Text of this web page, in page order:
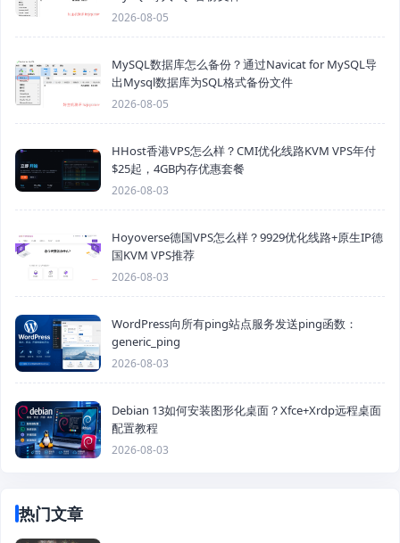
2026-08-05
MySQL数据库怎么备份？通过Navicat for MySQL导
出Mysql数据库为SQL格式备份文件
2026-08-05
HHost香港VPS怎么样？CMI优化线路KVM VPS年付
$25起，4GB内存优惠套餐
2026-08-03
Hoyoverse德国VPS怎么样？9929优化线路+原生IP德
国KVM VPS推荐
2026-08-03
WordPress向所有ping站点服务发送ping函数：
generic_ping
2026-08-03
Debian 13如何安装图形化桌面？Xfce+Xrdp远程桌面
配置教程
2026-08-03
热门文章